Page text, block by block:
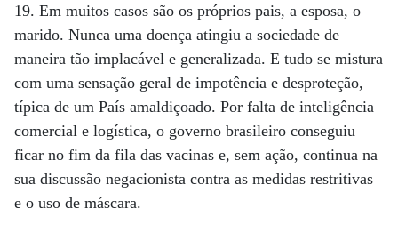
19. Em muitos casos são os próprios pais, a esposa, o
marido. Nunca uma doença atingiu a sociedade de
maneira tão implacável e generalizada. E tudo se mistura
com uma sensação geral de impotência e desproteção,
típica de um País amaldiçoado. Por falta de inteligência
comercial e logística, o governo brasileiro conseguiu
ficar no fim da fila das vacinas e, sem ação, continua na
sua discussão negacionista contra as medidas restritivas
e o uso de máscara.